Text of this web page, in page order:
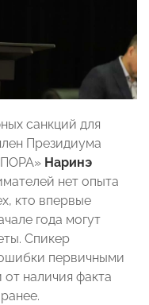
санкций для
Президиума
Наринэ
нет опыта
кто впервые
года могут
Спикер
первичными
наличия факта